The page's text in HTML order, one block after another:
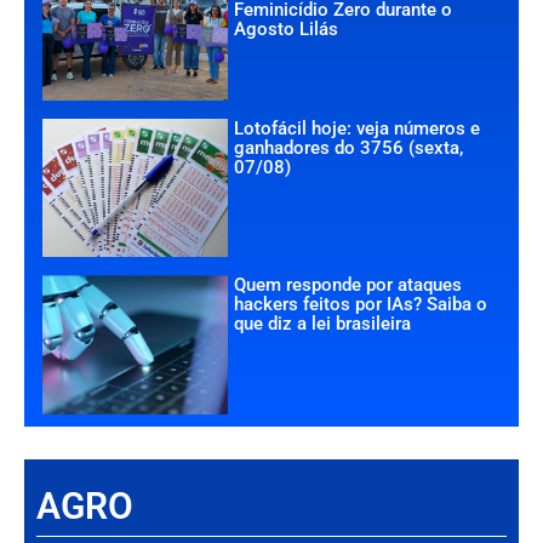
Feminicídio Zero durante o
Agosto Lilás
Lotofácil hoje: veja números e
ganhadores do 3756 (sexta,
07/08)
Quem responde por ataques
hackers feitos por IAs? Saiba o
que diz a lei brasileira
AGRO